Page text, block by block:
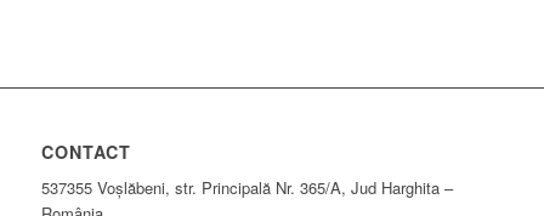
CONTACT
537355 Voşlăbeni, str. Principală Nr. 365/A, Jud Harghita –